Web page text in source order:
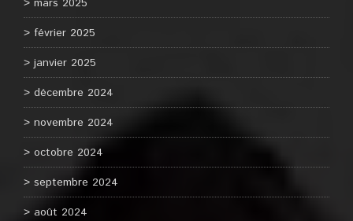
mars 2025
février 2025
janvier 2025
décembre 2024
novembre 2024
octobre 2024
septembre 2024
août 2024